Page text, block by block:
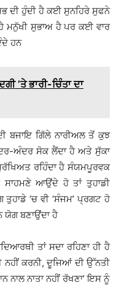
ਦੀ ਹੁੰਦੀ ਹੈ ਕਈ ਸੁਨਹਿਰੇ ਸੁਫਨੇ
ਮਨੁੱਖੀ ਸੁਭਾਅ ਹੈ ਪਰ ਕਈ ਵਾਰ
ਹਨ
’ਤੇ ਭਾਰੀ-ਚਿੰਤਾ ਦਾ
ਬਜਾਇ ਗਿੱਲੇ ਨਾਰੀਅਲ ਤੋਂ ਕੁਝ
ਅੰਦਰ ਸੋਕ ਲੈਂਦਾ ਹੈ ਅਤੇ ਸੁੱਕਾ
ਰਹਿੰਦਾ ਹੈ ਸੰਯਮਪੂਰਵਕ
ਸਾਹਮਣੇ ਆਉਂਦੇ ਹੋ ਤਾਂ ਤੁਹਾਡੀ
‘ਚ ਵੀ ‘ਸੰਜਮ’ ਪ੍ਰਗਟ ਹੋ
ਯੋਗ ਬਣਾਉਂਦਾ ਹੈ
ਤਾਂ ਸਦਾ ਰਹਿਣਾ ਹੀ ਹੈ
ਨਹੀਂ ਕਰਨੀ, ਦੂਜਿਆਂ ਦੀ ਉੱਨਤੀ
ਨਾਤਾ ਨਹੀਂ ਰੱਖਣਾ’ ਇਸ ਨੂੰ